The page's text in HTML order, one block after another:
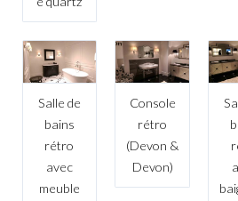
Salle de
bains
rétro
avec
meuble
Console
rétro
(Devon &
Devon)